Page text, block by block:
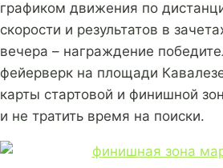
графиком движения по
скорости и результатов в
вечера – награждение
фейерверк на площади
карты стартовой и финишной
и не тратить время на поиски.